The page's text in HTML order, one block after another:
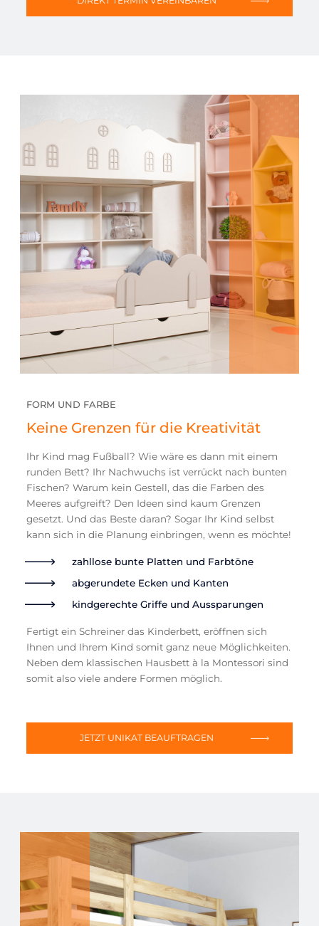
FORM UND FARBE
Keine Grenzen für die Kreativität
Ihr Kind mag Fußball? Wie wäre es dann mit einem
runden Bett? Ihr Nachwuchs ist verrückt nach bunten
Fischen? Warum kein Gestell, das die Farben des
Meeres aufgreift? Den Ideen sind kaum Grenzen
gesetzt. Und das Beste daran? Sogar Ihr Kind selbst
kann sich in die Planung einbringen, wenn es möchte!
zahllose bunte Platten und Farbtöne
abgerundete Ecken und Kanten
kindgerechte Griffe und Aussparungen
Fertigt ein Schreiner das Kinderbett, eröffnen sich
Ihnen und Ihrem Kind somit ganz neue Möglichkeiten.
Neben dem klassischen Hausbett à la Montessori sind
somit also viele andere Formen möglich.
JETZT UNIKAT BEAUFTRAGEN